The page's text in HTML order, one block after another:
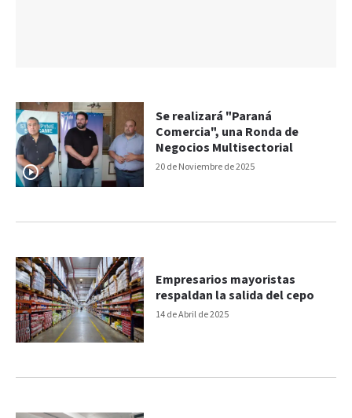
20 de Noviembre de 2025
Se realizará "Paraná
Comercia", una Ronda de
Negocios Multisectorial
14 de Abril de 2025
Empresarios mayoristas
respaldan la salida del cepo